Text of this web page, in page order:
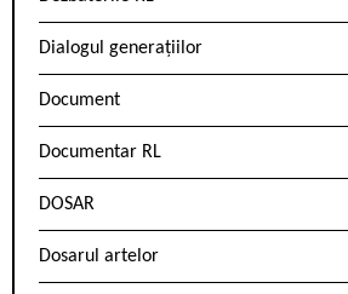
Dialogul generațiilor
Document
Documentar RL
DOSAR
Dosarul artelor